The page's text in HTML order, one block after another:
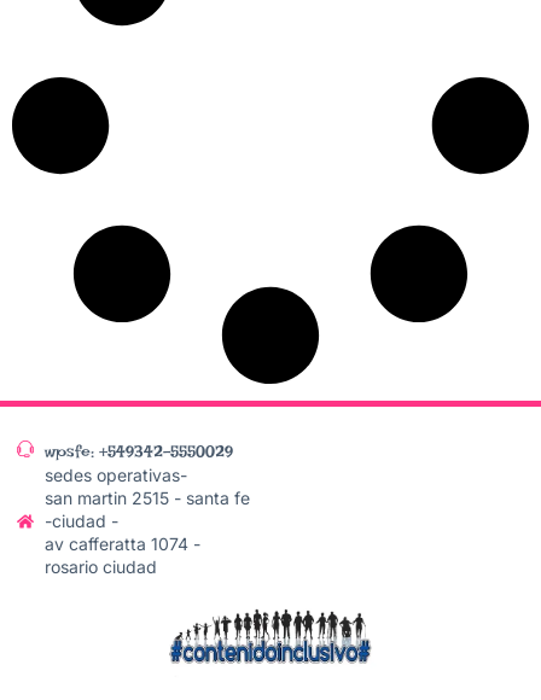
wpsfe: +549342-5550029
sedes operativas-
san martin 2515 - santa fe
-ciudad -
av cafferatta 1074 -
rosario ciudad